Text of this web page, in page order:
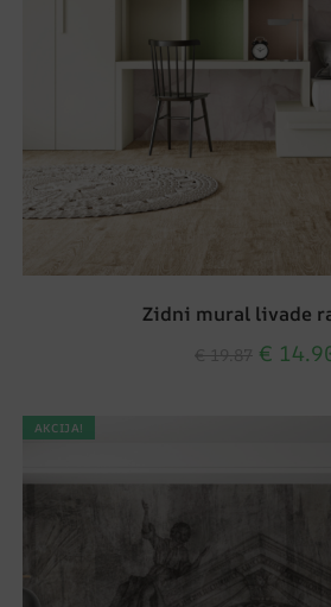
Zidni mural livade
€
AKCIJA!